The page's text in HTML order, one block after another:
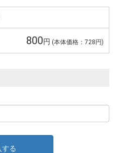
800円 (本体価格：728円)